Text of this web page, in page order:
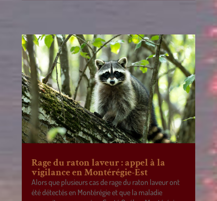
Rage du raton laveur : appel à la
vigilance en Montérégie-Est
Alors que plusieurs cas de rage du raton laveur ont
été détectés en Montérégie et que la maladie